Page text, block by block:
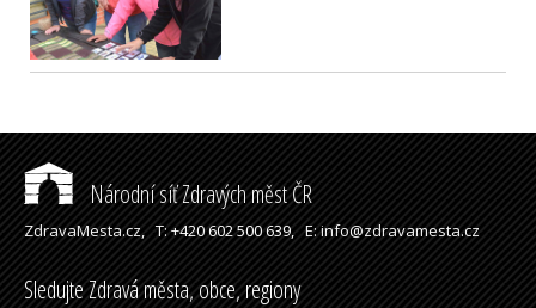
Národní síť Zdravých měst ČR
ZdravaMesta.cz,T: +420 602 500 639,E: info@zdravamesta.cz
Sledujte Zdravá města, obce, regiony